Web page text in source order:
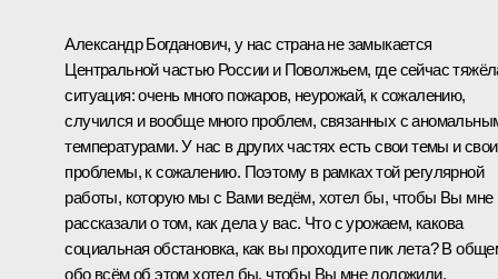
Александр Богданович, у нас страна не замыкается
Центральной частью России и Поволжьем, где сейчас
ситуация: очень много пожаров, неурожай, к сожалению,
случился и вообще много проблем, связанных с
температурами. У нас в других частях есть свои темы и свои
проблемы, к сожалению. Поэтому в рамках той регулярной
работы, которую мы с Вами ведём, хотел бы, чтобы Вы мне
рассказали о том, как дела у вас. Что с урожаем, какова
социальная обстановка, как вы проходите пик лета? В
обо всём об этом хотел бы, чтобы Вы мне доложили.